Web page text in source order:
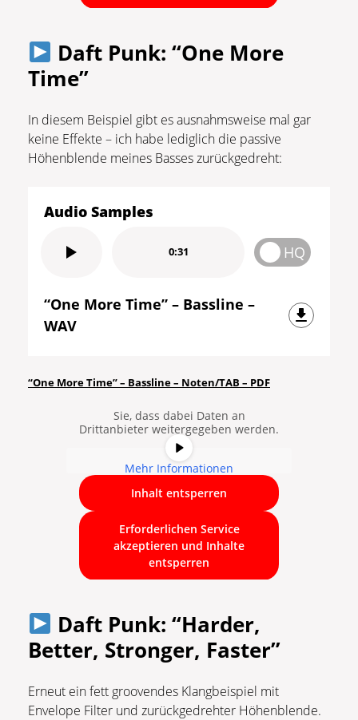
Daft Punk: “One More
Time”
In diesem Beispiel gibt es ausnahmsweise mal gar
keine Effekte – ich habe lediglich die passive
Höhenblende meines Basses zurückgedreht:
Audio Samples
0:31 HQ
“One More Time” – Bassline –
WAV
“One More Time” – Bassline – Noten/TAB – PDF
auf den eigentlichen Inhalt
zuzugreifen, klicken Sie auf die
Sie, dass dabei Daten an
Drittanbieter weitergegeben werden.
Mehr Informationen
Inhalt entsperren
Erforderlichen Service
akzeptieren und Inhalte
entsperren
Daft Punk: “Harder,
Better, Stronger, Faster”
Erneut ein fett groovendes Klangbeispiel mit
Envelope Filter und zurückgedrehter Höhenblende.